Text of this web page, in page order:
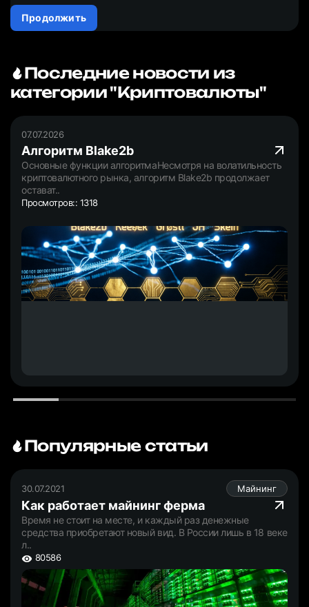
Продолжить
Последние новости из
категории "Криптовалюты"
07.07.2026
Алгоритм Blake2b
Основные функции алгоритмаНесмотря на волатильность
криптовалютного рынка, алгоритм Blake2b продолжает
остават..
Просмотров:: 1318
Популярные статьи
30.07.2021 Майнинг
Как работает майнинг ферма
Время не стоит на месте, и каждый раз денежные
средства приобретают новый вид. В России лишь в 18 веке
л..
80586